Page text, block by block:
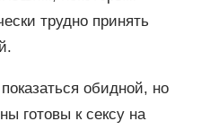
трудно принять
обидной, но
готовы к сексу на